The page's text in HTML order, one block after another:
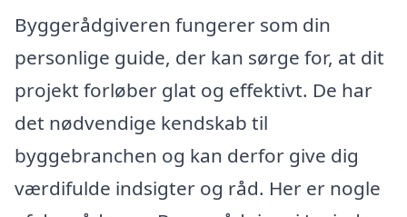
Byggerådgiveren fungerer som din
personlige guide, der kan sørge for, at dit
projekt forløber glat og effektivt. De har
det nødvendige kendskab til
byggebranchen og kan derfor give dig
værdifulde indsigter og råd. Her er nogle